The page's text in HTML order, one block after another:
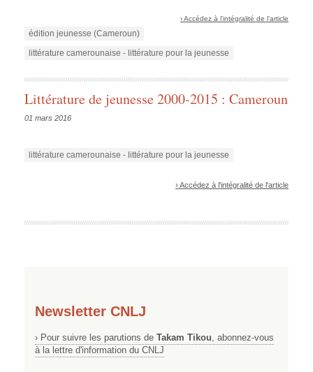
› Accédez à l'intégralité de l'article
édition jeunesse (Cameroun)
littérature camerounaise - littérature pour la jeunesse
Littérature de jeunesse 2000-2015 : Cameroun
01 mars 2016
littérature camerounaise - littérature pour la jeunesse
› Accédez à l'intégralité de l'article
Newsletter CNLJ
› Pour suivre les parutions de Takam Tikou , abonnez-vous
à la lettre d'information du CNLJ